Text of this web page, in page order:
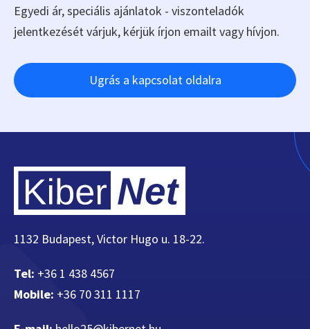
Egyedi ár, speciális ajánlatok - viszonteladók
jelentkezését várjuk, kérjük írjon emailt vagy hívjon.
Ugrás a kapcsolat oldalra
1132 Budapest, Victor Hugo u. 18-22.
Tel: +36 1 438 4567
Mobile: +36 70 311 1117